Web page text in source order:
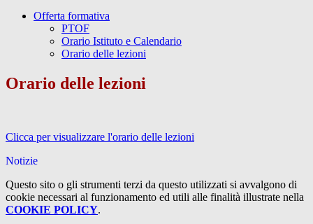
Offerta formativa
PTOF
Orario Istituto e Calendario
Orario delle lezioni
Orario delle lezioni
Clicca per visualizzare l'orario delle lezioni
Notizie
Questo sito o gli strumenti terzi da questo utilizzati si avvalgono di
cookie necessari al funzionamento ed utili alle finalità illustrate nella
COOKIE POLICY.